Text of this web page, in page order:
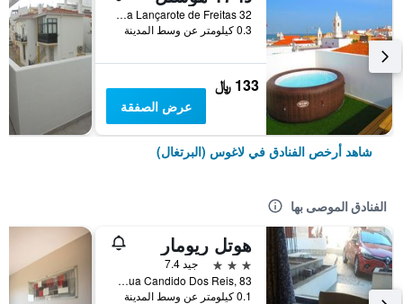
32 Rua Lançarote de Freitas, لاغوس (البرتغال), منطقة فارو, البرتغال
0.3 كيلومتر عن وسط المدينة
133 ﷼
عرض الصفقة
شاهد أرخص الفنادق في لاغوس (البرتغال)
الفنادق الموصى بها
هوتل ريومار
3 نجوم
جيد 7.4
Rua Candido Dos Reis, 83, لاغوس (البرتغال), منطقة فارو, البرتغال
0.1 كيلومتر عن وسط المدينة